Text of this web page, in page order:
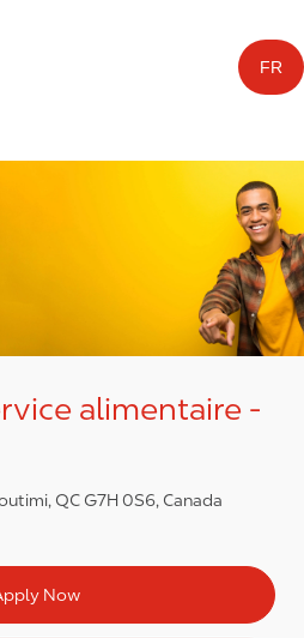
FR
alimentaire -
QC G7H 0S6, Canada
Now